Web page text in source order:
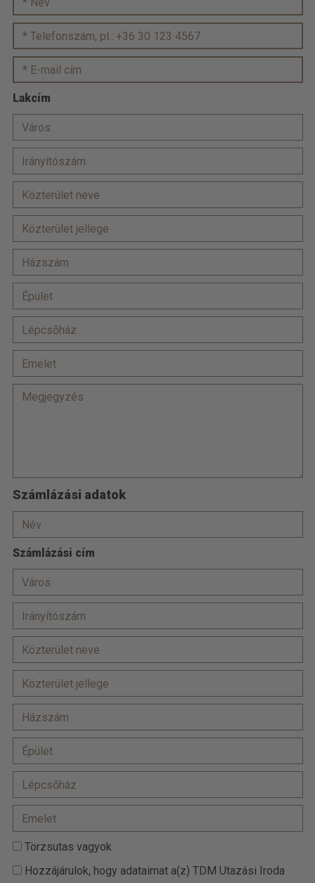
Lakcím
Számlázási adatok
Számlázási cím
Törzsutas vagyok
Hozzájárulok, hogy adataimat a(z) TDM Utazási Iroda